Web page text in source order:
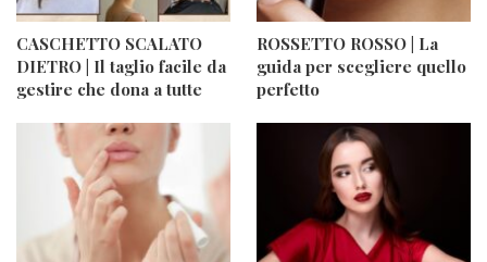
CASCHETTO SCALATO
DIETRO | Il taglio facile da
gestire che dona a tutte
ROSSETTO ROSSO | La
guida per scegliere quello
perfetto